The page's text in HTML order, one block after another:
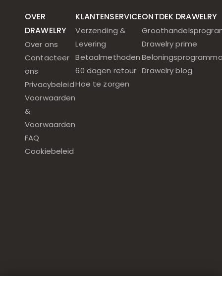
OVER
DRAWELRY
Over ons
Contacteer
ons
Privacybeleid
Voorwaarden
&
Voorwaarden
FAQ
Cookiebeleid
KLANTENSERVICE
Verzending &
Levering
Betaalmethoden
60 dagen retour
Hoe te zorgen
ONTDEK DRAWELRY
Drawelry prime
Drawelry blog